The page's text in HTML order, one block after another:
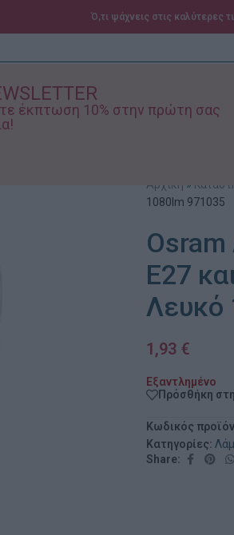
έκπτωση 10% στην πρώτη σας
Ό,τι ψάχνεις στις καλύτερες
Αρχική »
1080lm 971035
Osram
E27
Λευκό
1,93 €
Εξαντλημένο
Πρόσθήκη
Κωδικός
Κατηγορίες:
Share: